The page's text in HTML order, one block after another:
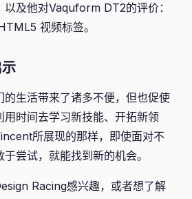
以及他对Vaquform DT2的评价：
视频标签。
的生活带来了诸多不便，但也促使
用时间去学习新技能、开拓新领
所展现的那样，即使面对不
尝试，就能找到新的机会。
Racing感兴趣，或者想了解